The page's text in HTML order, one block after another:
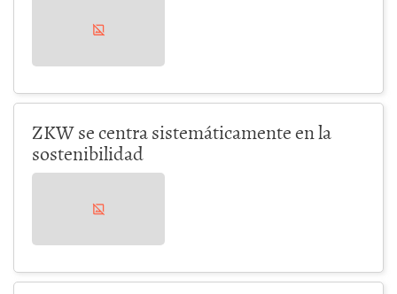
ZKW se centra sistemáticamente en la
sostenibilidad